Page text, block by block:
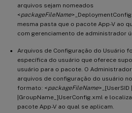
arquivos sejam nomeados
<packageFileName
mesma pasta que o pacote App-V ao
com gerenciamento de administrador
Arquivos de Configuração do Usuário
específica do usuário que oferece
usuário para o pacote. O
arquivos de configuração do usuário
formato: <packageFileName>_[UserSID
|GroupName_]UserConfig.xml e
pacote App-V ao qual se aplicam.